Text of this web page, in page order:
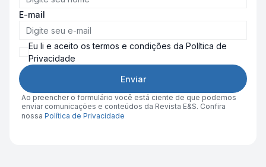
E-mail
Eu li e aceito os termos e condições da Política de
Privacidade
Enviar
Ao preencher o formulário você está ciente de que podemos
enviar comunicações e conteúdos da Revista E&S. Confira
nossa Política de Privacidade